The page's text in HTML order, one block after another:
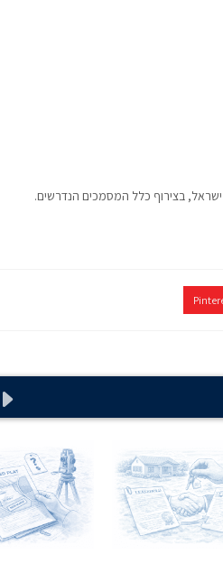
בצירוף כלל המסמכים הנדרשים.